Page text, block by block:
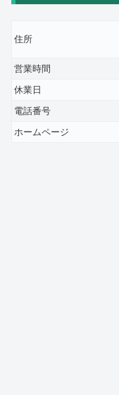
住所
営業時間
休業日
電話番号
ホームページ